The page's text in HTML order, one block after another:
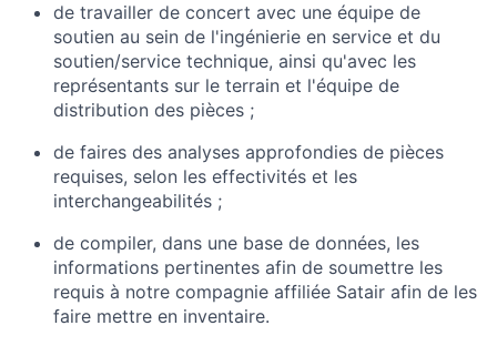
de travailler de concert avec une équipe de
soutien au sein de l'ingénierie en service et du
soutien/service technique, ainsi qu'avec les
représentants sur le terrain et l'équipe de
distribution des pièces ;
de faires des analyses approfondies de pièces
requises, selon les effectivités et les
interchangeabilités ;
de compiler, dans une base de données, les
informations pertinentes afin de soumettre les
requis à notre compagnie affiliée Satair afin de les
faire mettre en inventaire.